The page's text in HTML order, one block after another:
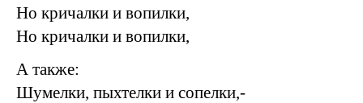
Но кричалки и вопилки,
Но кричалки и вопилки,
А также:
Шумелки, пыхтелки и сопелки,-